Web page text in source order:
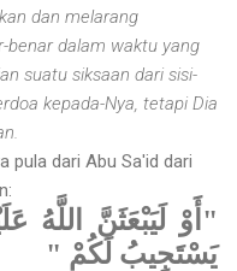
dan melarang
benar dalam waktu yang
suatu siksaan dari sisi-
kepada-Nya, tetapi Dia
pula dari Abu Sa'id dari
"أَوْ لَيَبْعَثَنَّ اللَّهُ
يَسْتَجِيبُ لَكُمْ "